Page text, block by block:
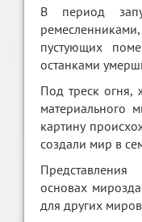
В период
пустующих
останками
Под треск
материального
картину
создали мир в
основах
для других